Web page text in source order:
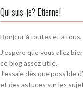
Qui suis-je? Etienne!
Bonjour à toutes et à tous,
J’espère que vous allez
ce blog assez utile.
J’essaie dès que possible
et des astuces sur les